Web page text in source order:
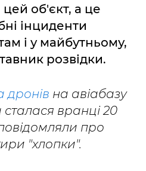
об'єкт, а це
інциденти
і у майбутньому,
розвідки.
дронів на авіабазу
вранці 20
про
"хлопки".